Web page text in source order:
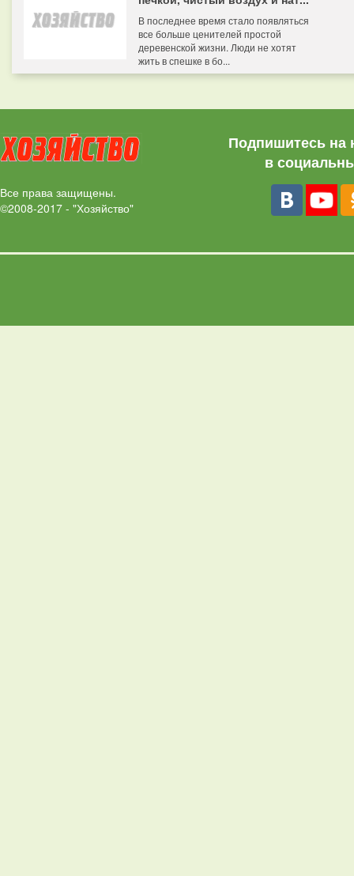
В последнее время стало появляться
все больше ценителей простой
деревенской жизни. Люди не хотят
жить в спешке в бо...
Все права защищены.
©2008-2017 - "Хозяйство"
Подпишитесь на
в